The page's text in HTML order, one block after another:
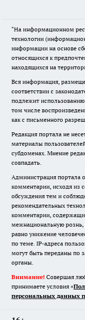
"На информационном
технологии
информации на основе
относящихся к
находящихся на
Вся информация,
соответствии с
подлежит
том числе
как с письменного
Редакция портала не
материалы
субдоменах. Мнение
совпадать.
Администрация портала
комментарии, исходя из
обсуждения тем и
рекомендательных
комментарии,
межнациональную рознь,
равно унижение
по теме. IP-адреса
могут быть переданы по
органы.
Внимание! Совершая
принимаете условия «
персональных данных